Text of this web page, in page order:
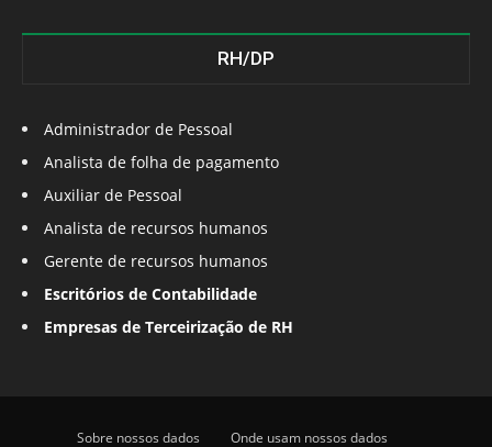
RH/DP
Administrador de Pessoal
Analista de folha de pagamento
Auxiliar de Pessoal
Analista de recursos humanos
Gerente de recursos humanos
Escritórios de Contabilidade
Empresas de Terceirização de RH
Sobre nossos dados Onde usam nossos dados